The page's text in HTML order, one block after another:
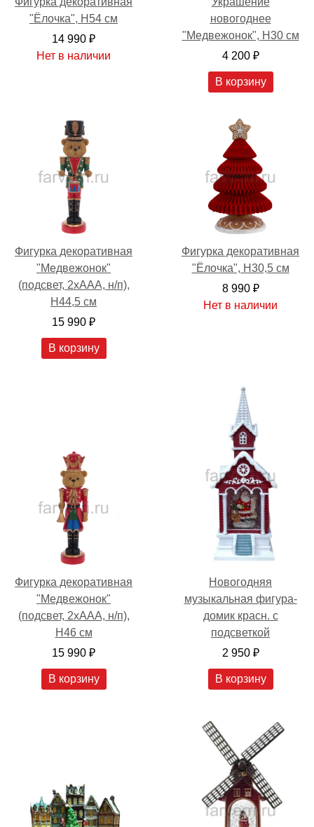
"Ёлочка", H54 см
14 990 ₽
Нет в наличии
новогоднее
"Медвежонок", H30 см
4 200 ₽
В корзину
Фигурка декоративная
"Медвежонок"
(подсвет, 2хААА, н/п),
H44,5 см
15 990 ₽
В корзину
Фигурка декоративная
"Ёлочка", H30,5 см
8 990 ₽
Нет в наличии
Фигурка декоративная
"Медвежонок"
(подсвет, 2хААА, н/п),
H46 см
15 990 ₽
В корзину
Новогодняя
музыкальная фигура-
домик красн. с
подсветкой
2 950 ₽
В корзину